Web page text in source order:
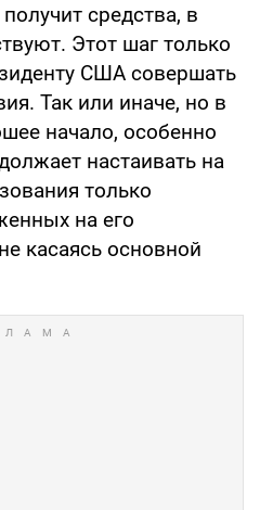
средства, в
Этот шаг только
США совершать
Так или иначе, но в
начало, особенно
настаивать на
только
на его
касаясь основной